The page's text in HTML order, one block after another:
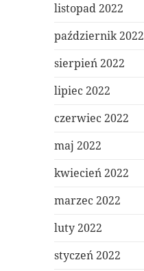
listopad 2022
październik 2022
sierpień 2022
lipiec 2022
czerwiec 2022
maj 2022
kwiecień 2022
marzec 2022
luty 2022
styczeń 2022